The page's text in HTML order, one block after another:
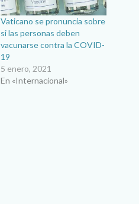
Vaticano se pronuncia sobre
si las personas deben
vacunarse contra la COVID-
19
5 enero, 2021
En «Internacional»